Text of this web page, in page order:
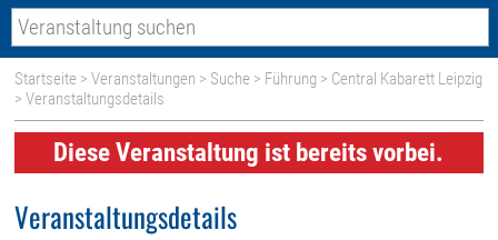
Startseite >Veranstaltungen > Suche > Führung > Central Kabarett Leipzig
> Veranstaltungsdetails
Diese Veranstaltung ist bereits vorbei.
Veranstaltungsdetails